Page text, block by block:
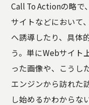
PRIVACY
POLICY
SECURITY
POLICY
特定商取引
に基づく表
記
Call To Actionの略で
サイトなどにおいて
へ誘導したり、具体
う。単にWebサイト
った画像や、こうし
エンジンから訪れた
し始めるかわからな